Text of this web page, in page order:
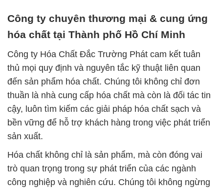
Công ty chuyên thương mại & cung ứng
hóa chất tại Thành phố Hồ Chí Minh
Công ty Hóa Chất Đắc Trường Phát cam kết tuân
thủ mọi quy định và nguyên tắc kỹ thuật liên quan
đến sản phẩm hóa chất. Chúng tôi không chỉ đơn
thuần là nhà cung cấp hóa chất mà còn là đối tác tin
cậy, luôn tìm kiếm các giải pháp hóa chất sạch và
bền vững để hỗ trợ khách hàng trong việc phát triển
sản xuất.
Hóa chất không chỉ là sản phẩm, mà còn đóng vai
trò quan trọng trong sự phát triển của các ngành
công nghiệp và nghiên cứu. Chúng tôi không ngừng